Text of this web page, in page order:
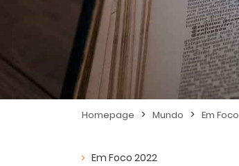
Homepage > Mundo > Em Foco
Em Foco 2022